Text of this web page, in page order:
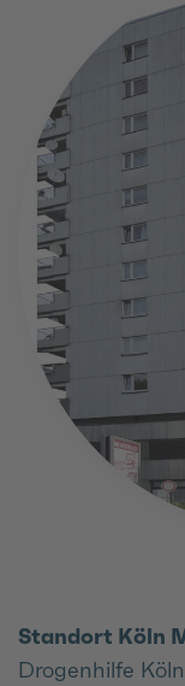
Standort Köln
Drogenhilfe